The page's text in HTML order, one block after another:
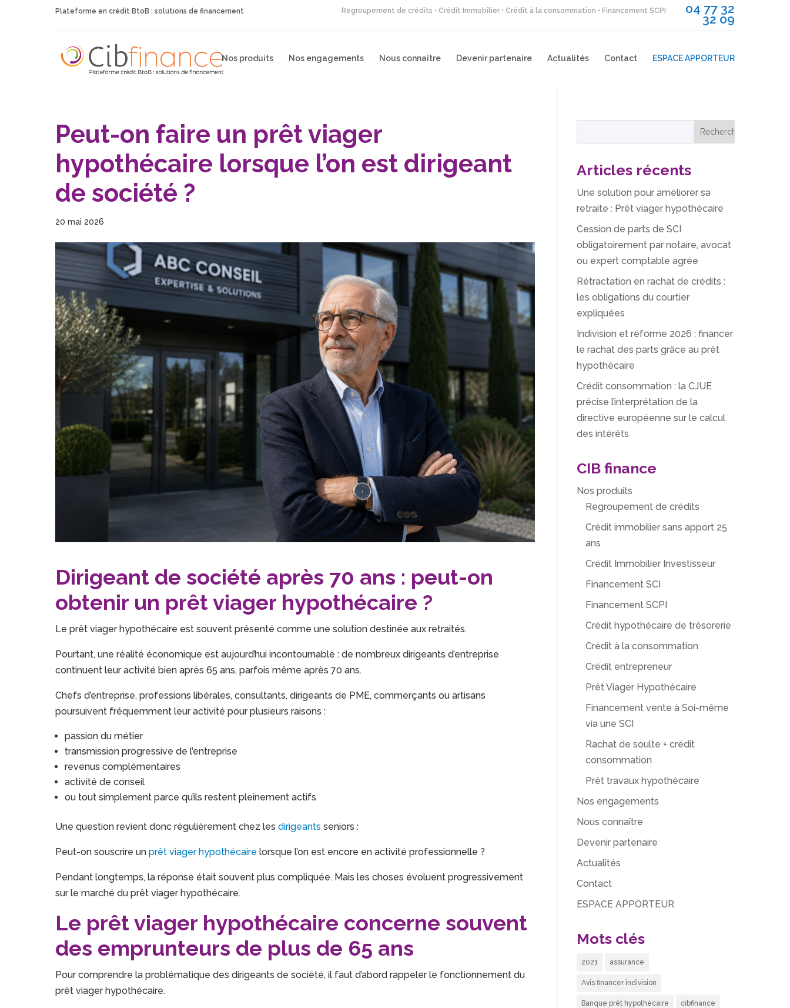
Plateforme en crédit BtoB : solutions de financement Regroupement de crédits • Crédit Immobilier • Crédit à la consommation • Financement SCPI 04 77 32
32 09
Nos produits Nos engagements Nous connaître Devenir partenaire Actualités Contact ESPACE APPORTEUR
Peut-on faire un prêt viager
hypothécaire lorsque l’on est dirigeant
de société ?
20 mai 2026
Dirigeant de société après 70 ans : peut-on
obtenir un prêt viager hypothécaire ?
Le prêt viager hypothécaire est souvent présenté comme une solution destinée aux retraités.
Pourtant, une réalité économique est aujourd’hui incontournable : de nombreux dirigeants d’entreprise
continuent leur activité bien après 65 ans, parfois même après 70 ans.
Chefs d’entreprise, professions libérales, consultants, dirigeants de PME, commerçants ou artisans
poursuivent fréquemment leur activité pour plusieurs raisons :
passion du métier
transmission progressive de l’entreprise
revenus complémentaires
activité de conseil
ou tout simplement parce qu’ils restent pleinement actifs
Une question revient donc régulièrement chez lesdirigeants seniors :
Peut-on souscrire unprêt viager hypothécaire lorsque l’on est encore en activité professionnelle ?
Pendant longtemps, la réponse était souvent plus compliquée. Mais les choses évoluent progressivement
sur le marché du prêt viager hypothécaire.
Le prêt viager hypothécaire concerne souvent
des emprunteurs de plus de 65 ans
Pour comprendre la problématique des dirigeants de société, il faut d’abord rappeler le fonctionnement du
prêt viager hypothécaire.
Articles récents
Une solution pour améliorer sa
retraite : Prêt viager hypothécaire
Cession de parts de SCI
obligatoirement par notaire, avocat
ou expert comptable agrée
Rétractation en rachat de crédits :
les obligations du courtier
expliquées
Indivision et réforme 2026 : financer
le rachat des parts grâce au prêt
hypothécaire
Crédit consommation : la CJUE
précise l’interprétation de la
directive européenne sur le calcul
des intérêts
CIB finance
Nos produits
Regroupement de crédits
Crédit immobilier sans apport 25
ans
Crédit Immobilier Investisseur
Financement SCI
Financement SCPI
Crédit hypothécaire de trésorerie
Crédit à la consommation
Crédit entrepreneur
Prêt Viager Hypothécaire
Financement vente à Soi-même
via une SCI
Rachat de soulte + crédit
consommation
Prêt travaux hypothécaire
Nos engagements
Nous connaître
Devenir partenaire
Actualités
Contact
ESPACE APPORTEUR
Mots clés
2021 assurance
Avis financer indivision
Banque prêt hypothécaire cibfinance